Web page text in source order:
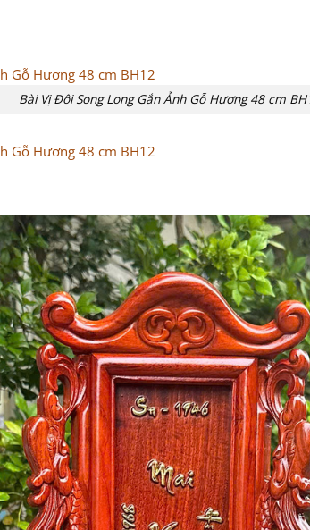
Bài Vị Đôi Song Long Gắn Ảnh Gỗ Hương 48 cm